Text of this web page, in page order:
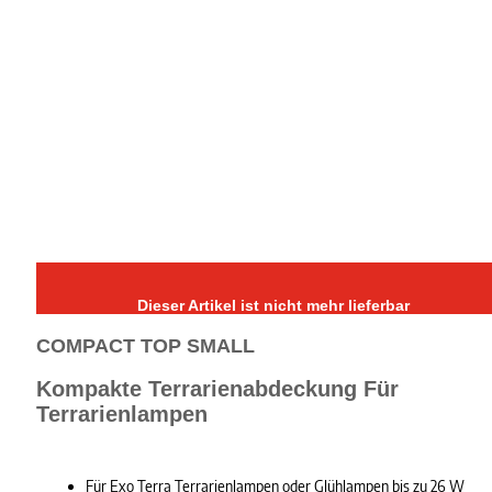
Dieser Artikel ist nicht mehr lieferbar
COMPACT TOP SMALL
Kompakte Terrarienabdeckung Für
Terrarienlampen
Für Exo Terra Terrarienlampen oder Glühlampen bis zu 26 W